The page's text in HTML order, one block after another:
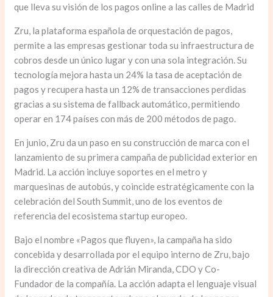
que lleva su visión de los pagos online a las calles de Madrid
Zru, la plataforma española de orquestación de pagos,
permite a las empresas gestionar toda su infraestructura de
cobros desde un único lugar y con una sola integración. Su
tecnología mejora hasta un 24% la tasa de aceptación de
pagos y recupera hasta un 12% de transacciones perdidas
gracias a su sistema de fallback automático, permitiendo
operar en 174 países con más de 200 métodos de pago.
En junio, Zru da un paso en su construcción de marca con el
lanzamiento de su primera campaña de publicidad exterior en
Madrid. La acción incluye soportes en el metro y
marquesinas de autobús, y coincide estratégicamente con la
celebración del South Summit, uno de los eventos de
referencia del ecosistema startup europeo.
Bajo el nombre «Pagos que fluyen», la campaña ha sido
concebida y desarrollada por el equipo interno de Zru, bajo
la dirección creativa de Adrián Miranda, CDO y Co-
Fundador de la compañía. La acción adapta el lenguaje visual